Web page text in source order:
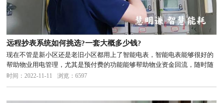
远程抄表系统如何挑选?一套大概多少钱?
现在不管是新小区还是老旧小区都用上了智能电表，智能电表能够很好的
帮助物业用电管理，尤其是预付费的功能能够帮助物业资金回流，随时随
地可以抄取居民用电量，居民也可以通过移动设备查看自己每天的用电量
时间：2022-11-11 浏览：6597